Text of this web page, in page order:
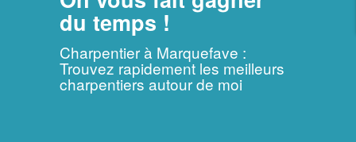
du temps !
Charpentier à Marquefave :
Trouvez rapidement les meilleurs
charpentiers autour de moi